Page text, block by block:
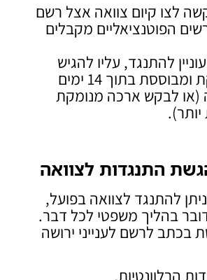
לצו קיום צוואה אצל רשם
הפוטנציאליים מקבלים
להתנגד, עליו להגיש
התנגדות מנומקת ומבוססת בתוך 14 ימים
לבקש ארכה מנומקת
התנגדות לצוואה
להתנגד לצוואה בפועל,
בהליך משפטי לכל דבר.
בכתב לרשם לענייני ירושה
הרלוונטיות.